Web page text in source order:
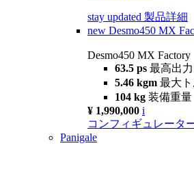
stay updated 製品詳細
new Desmo450 MX
Desmo450 MX Factory
63.5 ps 最高出力
5.46 kgm 最大ト
104 kg 装備重量
¥ 1,990,000 i
コンフィギュレータ
Panigale